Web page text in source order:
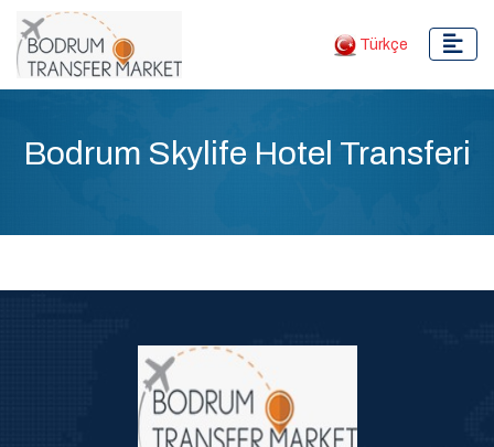
Türkçe
Bodrum Skylife Hotel Transferi